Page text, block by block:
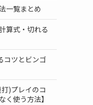
一覧まとめ
算式・切れる
コツとビンゴ
)プレイのコ
く使う方法】